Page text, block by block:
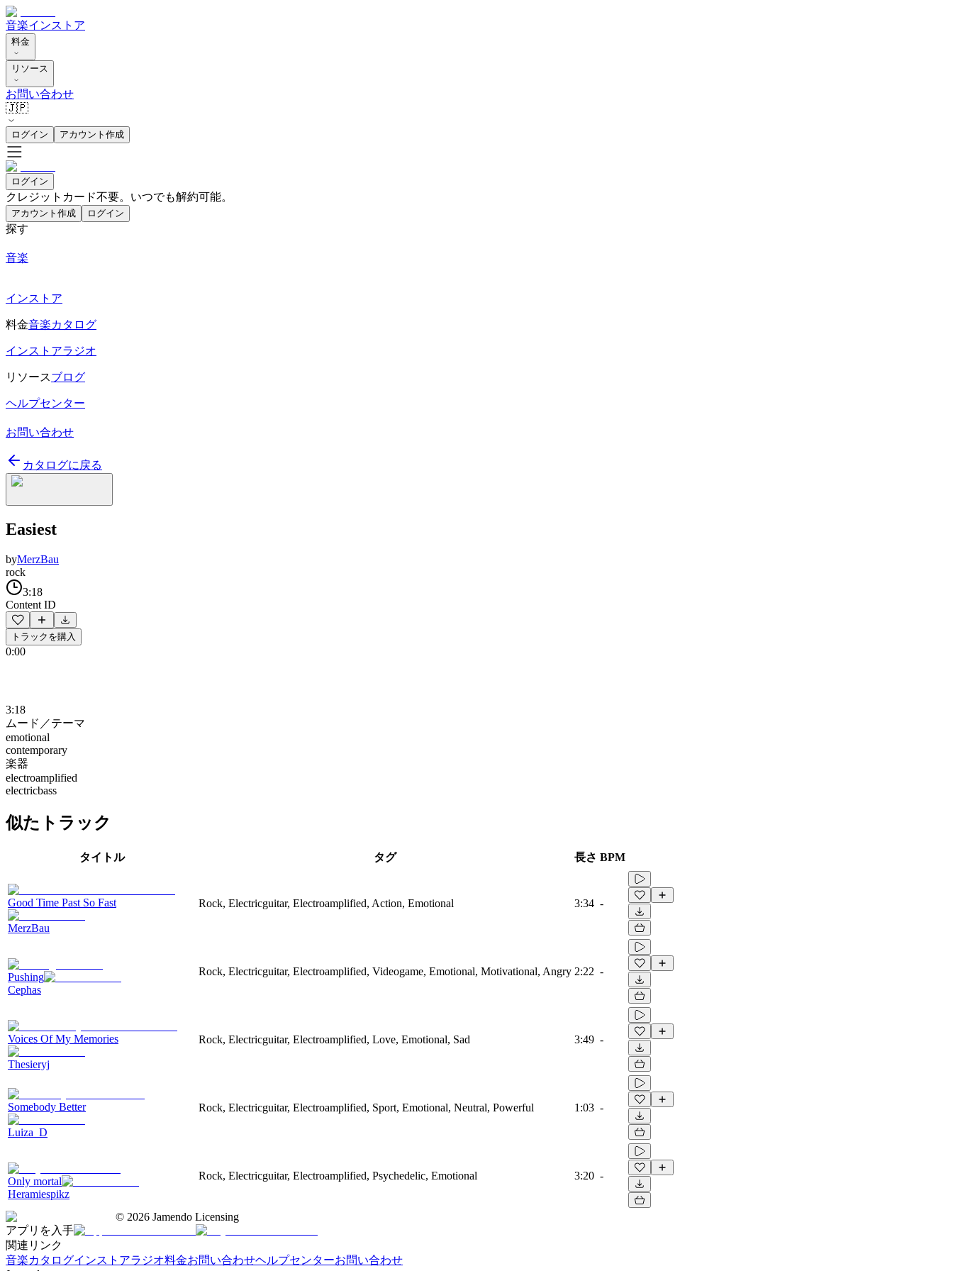
音楽インストア
料金
リソース
お問い合わせ
🇯🇵
ログイン アカウント作成
ログイン
クレジットカード不要。いつでも解約可能。
アカウント作成 ログイン
探す
音楽
インストア
料金音楽カタログ
インストアラジオ
リソースブログ
ヘルプセンター
お問い合わせ
カタログに戻る
Easiest
byMerzBau
rock
3:18
Content ID
トラックを購入
0:00
3:18
ムード／テーマ
emotional
contemporary
楽器
electroamplified
electricbass
似たトラック
タイトル タグ 長さ BPM
Good Time Past So Fast
MerzBau
Rock, Electricguitar, Electroamplified, Action, Emotional 3:34 -
Pushing
Cephas
Rock, Electricguitar, Electroamplified, Videogame, Emotional, Motivational, Angry 2:22 -
Voices Of My Memories
Thesieryj
Rock, Electricguitar, Electroamplified, Love, Emotional, Sad 3:49 -
Somebody Better
Luiza_D
Rock, Electricguitar, Electroamplified, Sport, Emotional, Neutral, Powerful 1:03 -
Only mortal
Heramiespikz
Rock, Electricguitar, Electroamplified, Psychedelic, Emotional 3:20 -
© 2026 Jamendo Licensing
アプリを入手
関連リンク
音楽カタログインストアラジオ料金お問い合わせヘルプセンターお問い合わせ